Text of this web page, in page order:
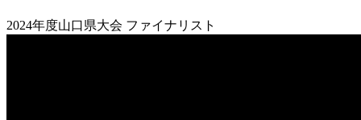
2024年度山口県大会 ファイナリスト